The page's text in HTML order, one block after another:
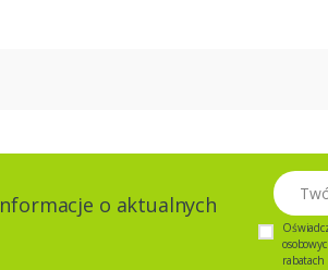
o aktualnych
Twój
rabatach